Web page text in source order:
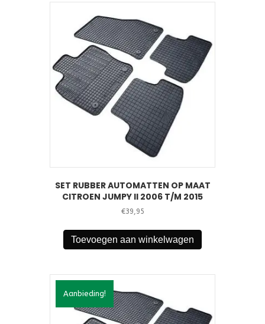
SET RUBBER AUTOMATTEN OP MAAT
CITROEN JUMPY II 2006 T/M 2015
€39,95
Toevoegen aan winkelwagen
Aanbieding!